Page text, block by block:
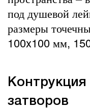
под душевой
размеры
100x100 мм,
затворов